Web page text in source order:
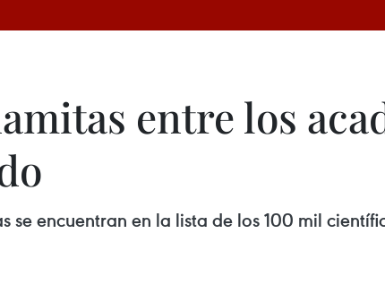
entre los
se encuentran en la lista de los 100 mil